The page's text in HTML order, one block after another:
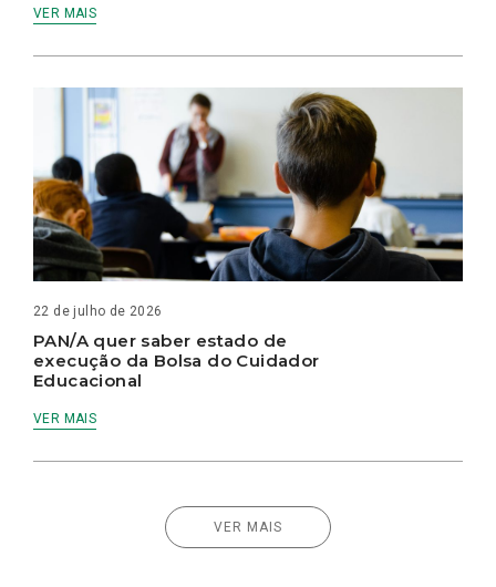
VER MAIS
22 de julho de 2026
PAN/A quer saber estado de
execução da Bolsa do Cuidador
Educacional
VER MAIS
VER MAIS